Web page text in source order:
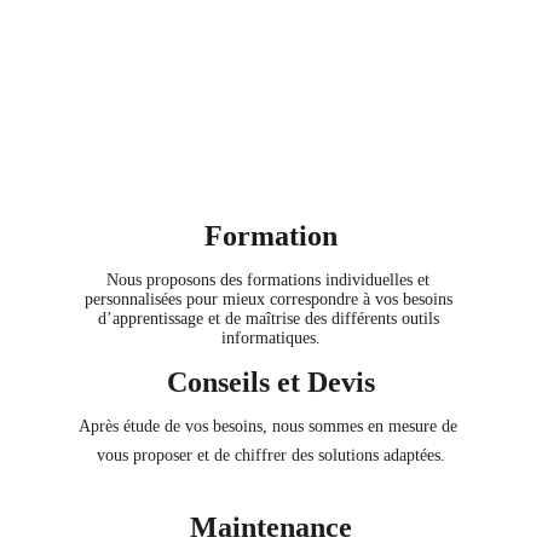
Conseils et Devis
Après étude de vos besoins, nous sommes en mesure de
vous proposer et de chiffrer des solutions adaptées.
Maintenance
Formation
Nous proposons des formations individuelles et
personnalisées pour mieux correspondre à vos besoins
d’apprentissage et de maîtrise des différents outils
informatiques.